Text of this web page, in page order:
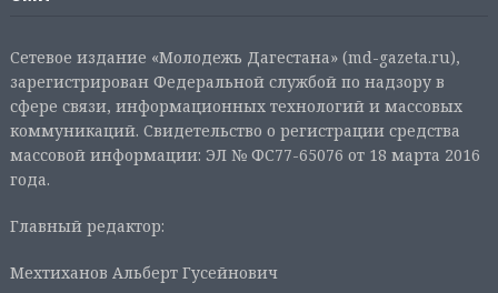
Сетевое издание «Молодежь Дагестана» (md-gazeta.ru),
зарегистрирован Федеральной службой по надзору в
сфере связи, информационных технологий и массовых
коммуникаций. Свидетельство о регистрации средства
массовой информации: ЭЛ № ФС77-65076 от 18 марта 2016
года.
Главный редактор:
Мехтиханов Альберт Гусейнович